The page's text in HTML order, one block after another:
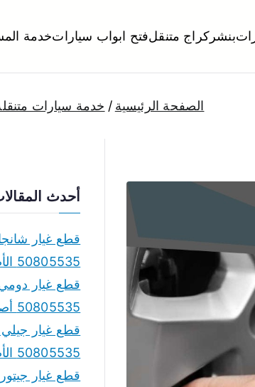
وصيانة سيارات امام المنزل تبديل بطاريات بارخص
بنشر كراج متنقلفتح ابواب سياراتخدمة
الصفحة الرئيسية خدمة سيارات
أحدث
50805535 الأصلية صيانة فورية
50805535 أصلية مع التركيب
50805535 الأصلية المكفولة